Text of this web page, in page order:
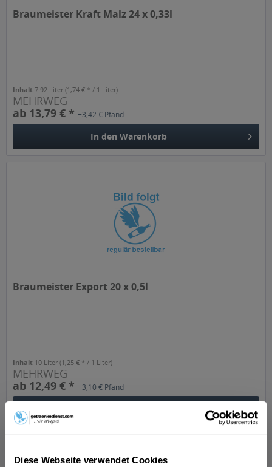
Diese Webseite verwendet Cookies
Braumeister Kraft Malz 24 x 0,33l
Inhalt7.92 Liter(1,74 € * / 1 Liter)
MEHRWEG
ab 13,79 € *+3,42 € Pfand
In den Warenkorb
Braumeister Export 20 x 0,5l
Inhalt 10 Liter(1,25 € * / 1 Liter)
MEHRWEG
ab 12,49 € *+3,10 € Pfand